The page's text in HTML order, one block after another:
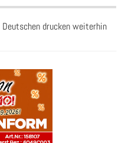
drucken weiterhin